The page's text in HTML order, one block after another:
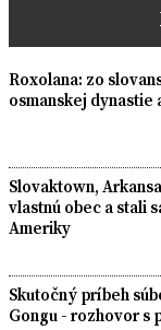
Roxolana: zo
osmanskej dynastie
Slovaktown,
vlastnú obec a stali
Ameriky
Skutočný príbeh
Gongu - rozhovor s